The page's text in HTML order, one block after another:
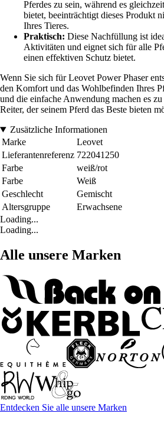
Pferdes zu sein, während es
bietet, beeinträchtigt dieses Produkt
Ihres Tieres.
Praktisch: Diese Nachfüllung ist
Aktivitäten und eignet sich für alle
einen effektiven Schutz bietet.
Wenn Sie sich für Leovet Power Phaser
den Komfort und das Wohlbefinden Ihres
und die einfache Anwendung machen es
Reiter, der seinem Pferd das Beste bieten
Zusätzliche Informationen
Marke
Leovet
Lieferantenreferenz 722041250
Farbe
weiß/rot
Farbe
Weiß
Geschlecht
Gemischt
Altersgruppe
Erwachsene
Loading...
Loading...
Alle unsere Marken
Entdecken Sie alle unsere Marken